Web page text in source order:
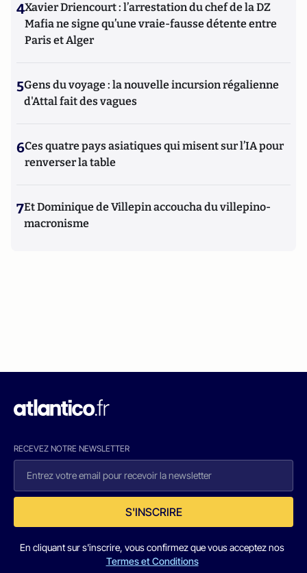
4Xavier Driencourt : l’arrestation du chef de la DZ
Mafia ne signe qu’une vraie-fausse détente entre
Paris et Alger
5Gens du voyage : la nouvelle incursion régalienne
d'Attal fait des vagues
6Ces quatre pays asiatiques qui misent sur l’IA pour
renverser la table
7Et Dominique de Villepin accoucha du villepino-
macronisme
RECEVEZ NOTRE NEWSLETTER
S'INSCRIRE
En cliquant sur s'inscrire, vous confirmez que vous acceptez nos
Termes et Conditions